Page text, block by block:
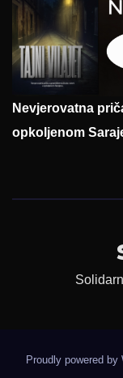
Nevjerovatna
opkoljenom
Proudly powered by